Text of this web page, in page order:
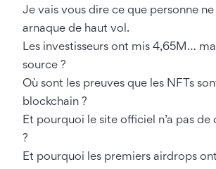
Je vais vous dire ce que personne ne
arnaque de haut vol.
Les investisseurs ont mis 4,65M…
source ?
Où sont les preuves que les NFTs
blockchain ?
Et pourquoi le site officiel n’a pas de
?
Et pourquoi les premiers airdrops